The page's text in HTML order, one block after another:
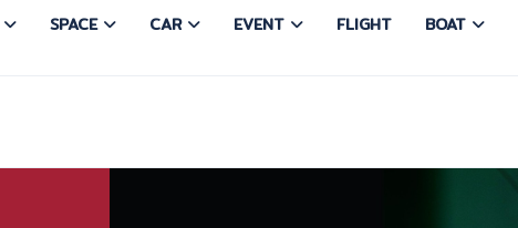
SPACE CAR EVENT FLIGHT BOAT